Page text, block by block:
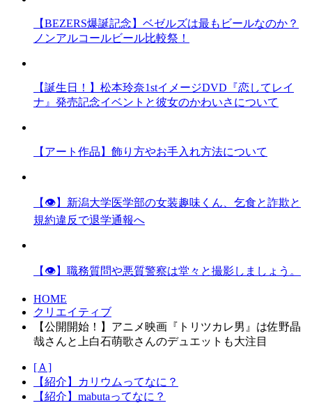
【BEZERS爆誕記念】ベゼルズは最もビールなのか？
ノンアルコールビール比較祭！
【誕生日！】松本玲奈1stイメージDVD『恋してレイ
ナ』発売記念イベントと彼女のかわいさについて
【アート作品】飾り方やお手入れ方法について
【👁】新潟大学医学部の女装趣味くん、乞食と詐欺と
規約違反で退学通報へ
【👁】職務質問や悪質警察は堂々と撮影しましょう。
HOME
クリエイティブ
【公開開始！】アニメ映画『トリツカレ男』は佐野晶
哉さんと上白石萌歌さんのデュエットも大注目
[Ａ]
【紹介】カリウムってなに？
【紹介】mabutaってなに？